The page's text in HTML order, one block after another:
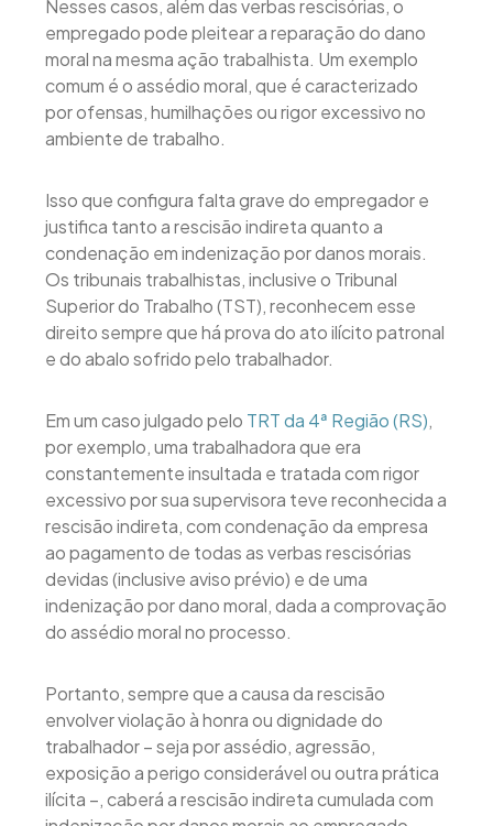
Nesses casos, além das verbas rescisórias, o
empregado pode pleitear a reparação do dano
moral na mesma ação trabalhista. Um exemplo
comum é o assédio moral, que é caracterizado
por ofensas, humilhações ou rigor excessivo no
ambiente de trabalho.
Isso que configura falta grave do empregador e
justifica tanto a rescisão indireta quanto a
condenação em indenização por danos morais.
Os tribunais trabalhistas, inclusive o Tribunal
Superior do Trabalho (TST), reconhecem esse
direito sempre que há prova do ato ilícito patronal
e do abalo sofrido pelo trabalhador.
Em um caso julgado pelo TRT da 4ª Região (RS),
por exemplo, uma trabalhadora que era
constantemente insultada e tratada com rigor
excessivo por sua supervisora teve reconhecida a
rescisão indireta, com condenação da empresa
ao pagamento de todas as verbas rescisórias
devidas (inclusive aviso prévio) e de uma
indenização por dano moral, dada a comprovação
do assédio moral no processo.
Portanto, sempre que a causa da rescisão
envolver violação à honra ou dignidade do
trabalhador – seja por assédio, agressão,
exposição a perigo considerável ou outra prática
ilícita –, caberá a rescisão indireta cumulada com